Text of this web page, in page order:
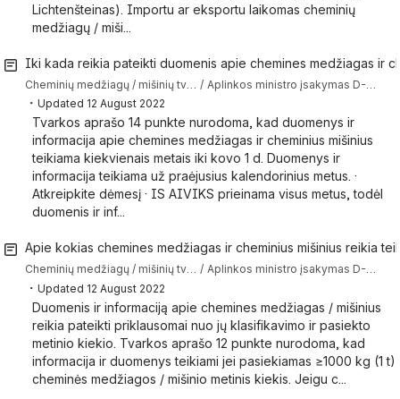
Lichtenšteinas). Importu ar eksportu laikomas cheminių
medžiagų / miši...
Iki kada reikia pateikti duomenis apie chemines medžiagas ir
・ Updated 12 August 2022
Tvarkos aprašo 14 punkte nurodoma, kad duomenys ir
informacija apie chemines medžiagas ir cheminius mišinius
teikiama kiekvienais metais iki kovo 1 d. Duomenys ir
informacija teikiama už praėjusius kalendorinius metus. ·
Atkreipkite dėmesį · IS AIVIKS prieinama visus metus, todėl
duomenis ir inf...
Apie kokias chemines medžiagas ir cheminius mišinius reikia
Cheminių medžiagų / mišinių tvarkymo klausimai Aplinkos ministro įsakymas D-146 (Tvarkos aprašas) pagal kurį reikia teikti duomenis ir informaciją apie chemines medžiagas ir cheminius mišinius į IS AIVIKS
・ Updated 12 August 2022
Duomenis ir informaciją apie chemines medžiagas / mišinius
reikia pateikti priklausomai nuo jų klasifikavimo ir pasiekto
metinio kiekio. Tvarkos aprašo 12 punkte nurodoma, kad
informacija ir duomenys teikiami jei pasiekiamas ≥1000 kg (1 t)
cheminės medžiagos / mišinio metinis kiekis. Jeigu c...